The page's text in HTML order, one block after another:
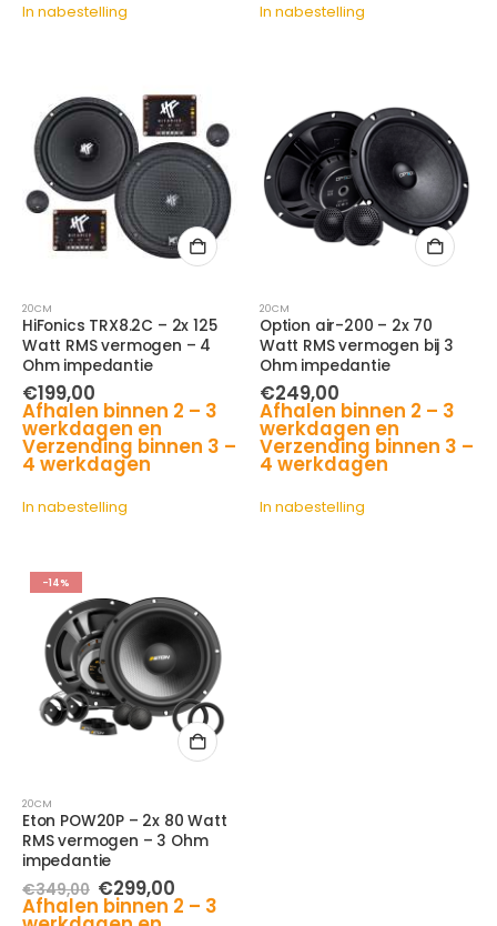
In nabestelling In nabestelling
20CM
HiFonics TRX8.2C – 2x 125
Watt RMS vermogen – 4
Ohm impedantie
€199,00
Afhalen binnen 2 – 3
werkdagen en
Verzending binnen 3 –
4 werkdagen
In nabestelling
20CM
Option air-200 – 2x 70
Watt RMS vermogen bij 3
Ohm impedantie
€249,00
Afhalen binnen 2 – 3
werkdagen en
Verzending binnen 3 –
4 werkdagen
In nabestelling
-14%
20CM
Eton POW20P – 2x 80 Watt
RMS vermogen – 3 Ohm
impedantie
€349,00 Oorspronkelijke
prijs
€299,00Huidige
prijs
Afhalen binnen 2 – 3